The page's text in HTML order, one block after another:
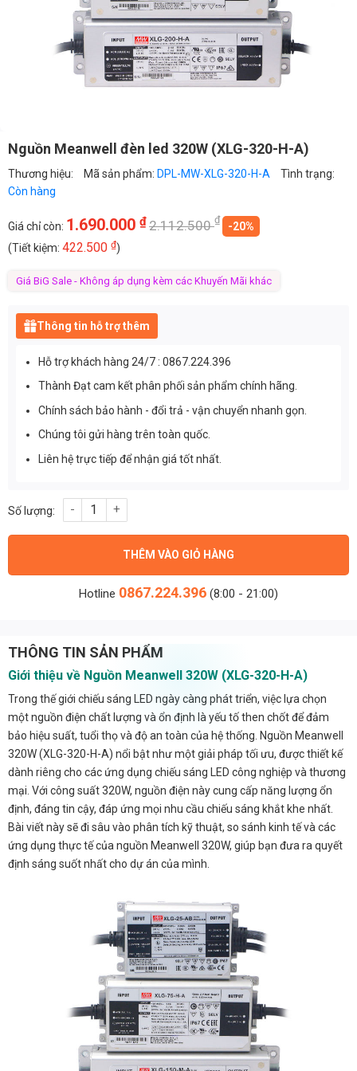
Nguồn Meanwell đèn led 320W (XLG-320-H-A)
Thương hiệu: Mã sản phẩm: DPL-MW-XLG-320-H-A
Tình trạng:
Còn hàng
Giá chỉ còn: 1.690.000 ₫2.112.500₫
-20%
(Tiết kiệm: 422.500 ₫)
Giá BiG Sale - Không áp dụng kèm các Khuyến Mãi khác
Thông tin hỗ trợ thêm
Hỗ trợ khách hàng 24/7 : 0867.224.396
Thành Đạt cam kết phân phối sản phẩm chính hãng.
Chính sách bảo hành - đổi trả - vận chuyển nhanh gọn.
Chúng tôi gửi hàng trên toàn quốc.
Liên hệ trực tiếp để nhận giá tốt nhất.
Nguồn Meanwell đèn led 320W (XLG-320-H-A) số lượng
THÊM VÀO GIỎ HÀNG
Hotline 0867.224.396 (8:00 - 21:00)
THÔNG TIN SẢN PHẨM
Giới thiệu về Nguồn Meanwell 320W (XLG-320-H-A)
Trong thế giới chiếu sáng LED ngày càng phát triển, việc lựa chọn
một nguồn điện chất lượng và ổn định là yếu tố then chốt để đảm
bảo hiệu suất, tuổi thọ và độ an toàn của hệ thống. Nguồn Meanwell
320W (XLG-320-H-A) nổi bật như một giải pháp tối ưu, được thiết kế
dành riêng cho các ứng dụng chiếu sáng LED công nghiệp và thương
mại. Với công suất 320W, nguồn điện này cung cấp năng lượng ổn
định, đáng tin cậy, đáp ứng mọi nhu cầu chiếu sáng khắt khe nhất.
Bài viết này sẽ đi sâu vào phân tích kỹ thuật, so sánh kinh tế và các
ứng dụng thực tế của nguồn Meanwell 320W, giúp bạn đưa ra quyết
định sáng suốt nhất cho dự án của mình.